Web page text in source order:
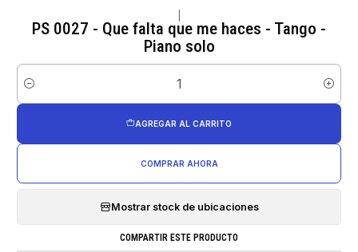
PS 0027 - Que falta que me haces - Tango -
Piano solo
Cantidad
AGREGAR AL CARRITO
COMPRAR AHORA
Mostrar stock de ubicaciones
COMPARTIR ESTE PRODUCTO